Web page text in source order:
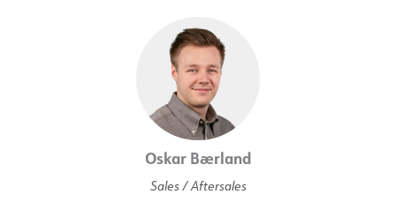
Oskar Bærland
Sales / Aftersales